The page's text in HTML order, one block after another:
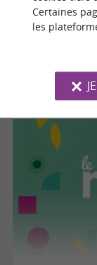
10/10/
Divers
Certaines
les